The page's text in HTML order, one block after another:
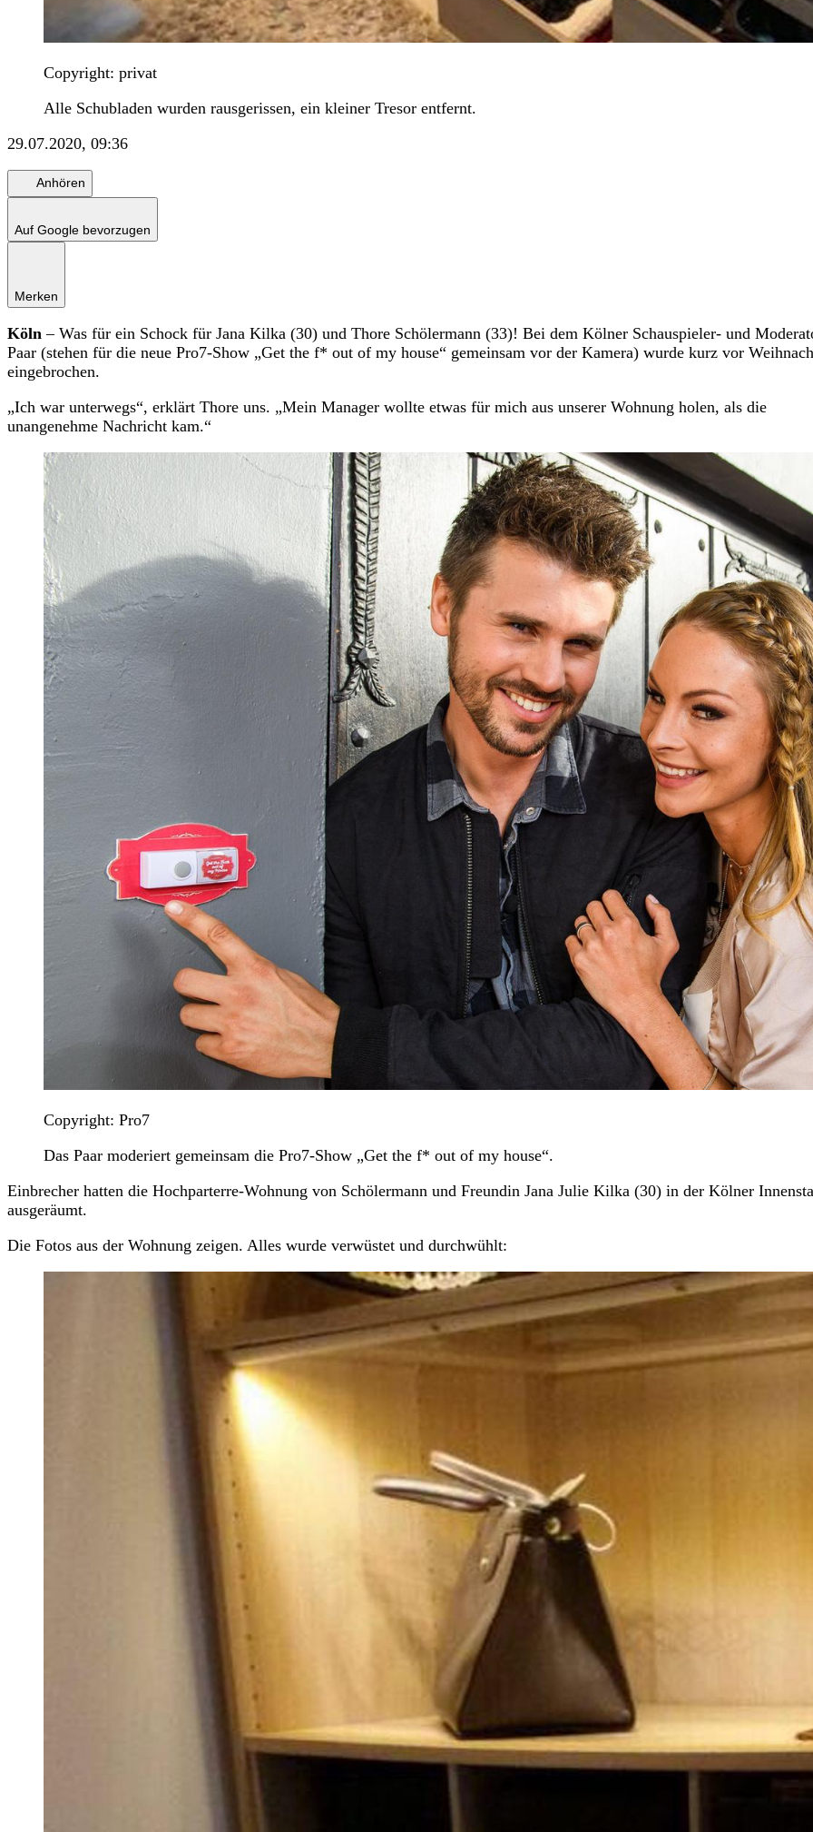
Copyright: privat
Alle Schubladen wurden rausgerissen, ein kleiner Tresor entfernt.
29.07.2020, 09:36
Anhören
Auf Google bevorzugen
Merken
Köln – Was für ein Schock für Jana Kilka (30) und Thore Schölermann (33)! Bei dem Kölner Schauspieler- und
Paar (stehen für die neue Pro7-Show „Get the f* out of my house“ gemeinsam vor der Kamera) wurde kurz vor
eingebrochen.
„Ich war unterwegs“, erklärt Thore uns. „Mein Manager wollte etwas für mich aus unserer Wohnung holen, als die
unangenehme Nachricht kam.“
Copyright: Pro7
Das Paar moderiert gemeinsam die Pro7-Show „Get the f* out of my house“.
Einbrecher hatten die Hochparterre-Wohnung von Schölermann und Freundin Jana Julie Kilka (30) in der Kölner
ausgeräumt.
Die Fotos aus der Wohnung zeigen. Alles wurde verwüstet und durchwühlt: